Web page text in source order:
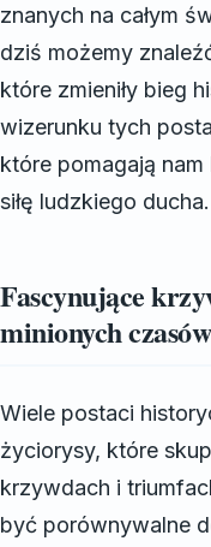
znanych na całym
dziś możemy
które zmieniły bieg
wizerunku tych
które pomagają
siłę ludzkiego ducha.
Fascynujące
minionych czasów
Wiele postaci
życiorysy, które
krzywdach i
być porównywalne